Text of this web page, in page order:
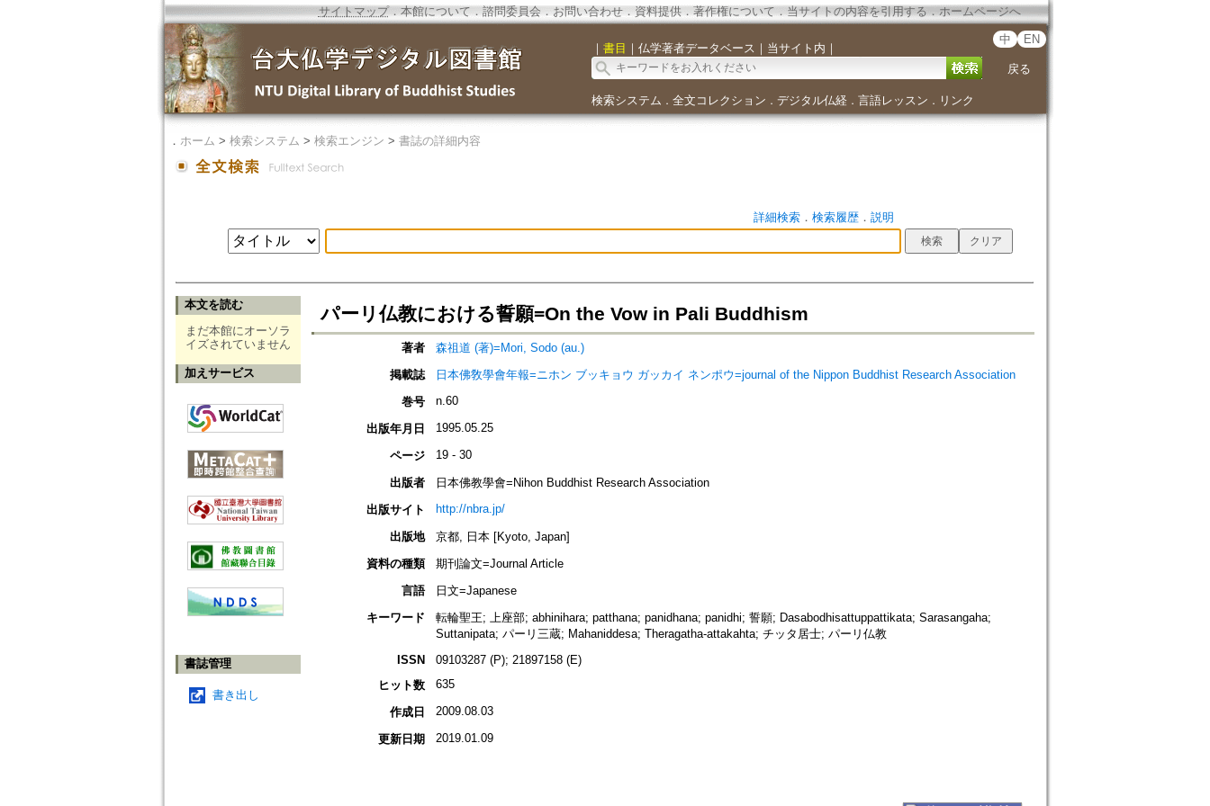
サイトマップ．本館について ． 諮問委員会． お問い合わせ． 資料提供． 著作権について．当サイトの内容を引用する ． ホームページへ
｜ 書目 ｜ 仏学著者データベース ｜ 当サイト内 ｜
中 EN
戻る
検索システム ． 全文コレクション ． デジタル仏経． 言語レッスン ． リンク
． ホーム > 検索システム > 検索エンジン > 書誌の詳細内容
詳細検索． 検索履歴． 説明
本文を読む
まだ本館にオーソラ
イズされていません
加えサービス
書誌管理
書き出し
パーリ仏教における誓願=On the Vow in Pali Buddhism
著者
森祖道 (著)=Mori, Sodo (au.)
掲載誌
日本佛敎學會年報=ニホン ブッキョウ ガッカイ ネンポウ=journal of the Nippon Buddhist Research Association
巻号
n.60
出版年月日 1995.05.25
ページ 19 - 30
出版者
日本佛教學會=Nihon Buddhist Research Association
出版サイト
http://nbra.jp/
出版地
京都, 日本 [Kyoto, Japan]
資料の種類
期刊論文=Journal Article
言語
日文=Japanese
キーワード
転輪聖王; 上座部; abhinihara; patthana; panidhana; panidhi; 誓願; Dasabodhisattuppattikata; Sarasangaha;
Suttanipata; パーリ三蔵; Mahaniddesa; Theragatha-attakahta; チッタ居士; パーリ仏教
ISSN
09103287 (P); 21897158 (E)
ヒット数
635
作成日 2009.08.03
更新日期 2019.01.09